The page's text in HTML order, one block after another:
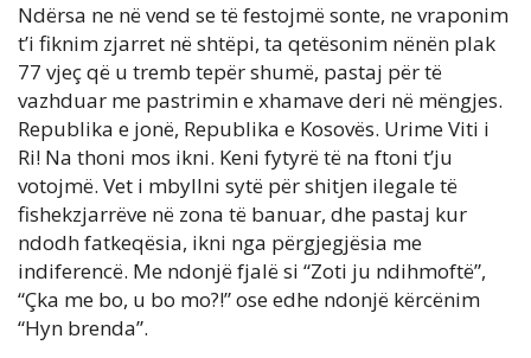
Ndërsa ne në vend se të festojmë sonte, ne vraponim
t’i fiknim zjarret në shtëpi, ta qetësonim nënën plak
77 vjeç që u tremb tepër shumë, pastaj për të
vazhduar me pastrimin e xhamave deri në mëngjes.
Republika e jonë, Republika e Kosovës. Urime Viti i
Ri! Na thoni mos ikni. Keni fytyrë të na ftoni t’ju
votojmë. Vet i mbyllni sytë për shitjen ilegale të
fishekzjarrëve në zona të banuar, dhe pastaj kur
ndodh fatkeqësia, ikni nga përgjegjësia me
indiferencë. Me ndonjë fjalë si “Zoti ju ndihmoftë”,
“Çka me bo, u bo mo?!” ose edhe ndonjë kërcënim
“Hyn brenda”.